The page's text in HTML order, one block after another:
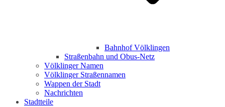
Bahnhof Völklingen
Straßenbahn und Obus-Netz
Völklinger Namen
Völklinger Straßennamen
Wappen der Stadt
Nachrichten
Stadtteile